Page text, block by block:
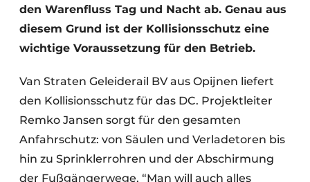
den Warenfluss Tag und Nacht ab. Genau aus
diesem Grund ist der Kollisionsschutz eine
wichtige Voraussetzung für den Betrieb.
Van Straten Geleiderail BV aus Opijnen liefert
den Kollisionsschutz für das DC. Projektleiter
Remko Jansen sorgt für den gesamten
Anfahrschutz: von Säulen und Verladetoren bis
hin zu Sprinklerrohren und der Abschirmung
der Fußgängerwege. “Man will auch alles